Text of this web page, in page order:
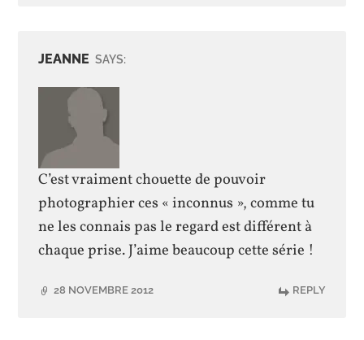
JEANNE SAYS:
C’est vraiment chouette de pouvoir
photographier ces « inconnus », comme tu
ne les connais pas le regard est différent à
chaque prise. J’aime beaucoup cette série !
28 NOVEMBRE 2012 REPLY